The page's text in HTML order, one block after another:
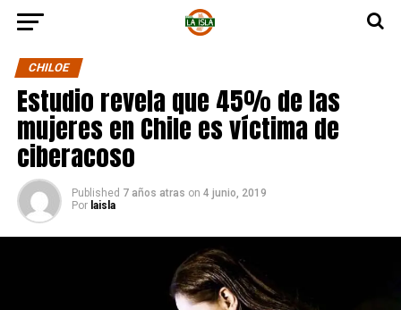
CHILOE
Estudio revela que 45% de las
mujeres en Chile es víctima de
ciberacoso
Published 7 años atras on 4 junio, 2019
Por laisla